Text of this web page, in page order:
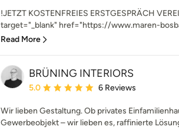
!JETZT KOSTENFREIES ERSTGESPRÄCH
target="_blank" href="https://www.maren-
Read More
BRÜNING INTERIORS
Average rating: 5 out of 5 stars
5.0 6 Reviews
Wir lieben Gestaltung. Ob privates
Gewerbeobjekt – wir lieben es, raffinierte